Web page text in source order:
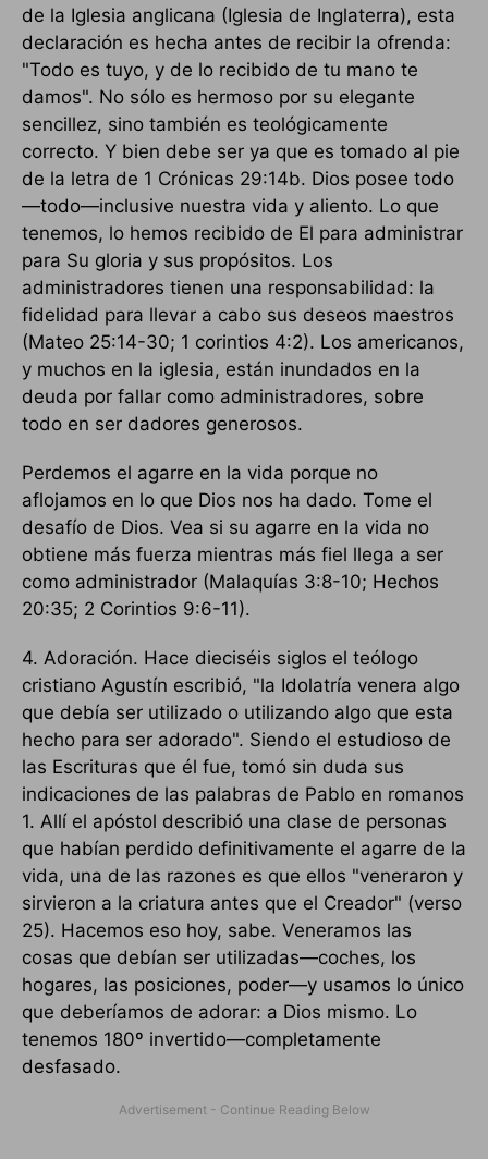
de la Iglesia anglicana (Iglesia de Inglaterra), esta
declaración es hecha antes de recibir la ofrenda:
"Todo es tuyo, y de lo recibido de tu mano te
damos". No sólo es hermoso por su elegante
sencillez, sino también es teológicamente
correcto. Y bien debe ser ya que es tomado al pie
de la letra de 1 Crónicas 29:14b. Dios posee todo
—todo—inclusive nuestra vida y aliento. Lo que
tenemos, lo hemos recibido de El para administrar
para Su gloria y sus propósitos. Los
administradores tienen una responsabilidad: la
fidelidad para llevar a cabo sus deseos maestros
(Mateo 25:14-30; 1 corintios 4:2). Los americanos,
y muchos en la iglesia, están inundados en la
deuda por fallar como administradores, sobre
todo en ser dadores generosos.
Perdemos el agarre en la vida porque no
aflojamos en lo que Dios nos ha dado. Tome el
desafío de Dios. Vea si su agarre en la vida no
obtiene más fuerza mientras más fiel llega a ser
como administrador (Malaquías 3:8-10; Hechos
20:35; 2 Corintios 9:6-11).
4. Adoración. Hace dieciséis siglos el teólogo
cristiano Agustín escribió, "la Idolatría venera algo
que debía ser utilizado o utilizando algo que esta
hecho para ser adorado". Siendo el estudioso de
las Escrituras que él fue, tomó sin duda sus
indicaciones de las palabras de Pablo en romanos
1. Allí el apóstol describió una clase de personas
que habían perdido definitivamente el agarre de la
vida, una de las razones es que ellos "veneraron y
sirvieron a la criatura antes que el Creador" (verso
25). Hacemos eso hoy, sabe. Veneramos las
cosas que debían ser utilizadas—coches, los
hogares, las posiciones, poder—y usamos lo único
que deberíamos de adorar: a Dios mismo. Lo
tenemos 180º invertido—completamente
desfasado.